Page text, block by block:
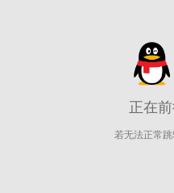
正在
若无法正常